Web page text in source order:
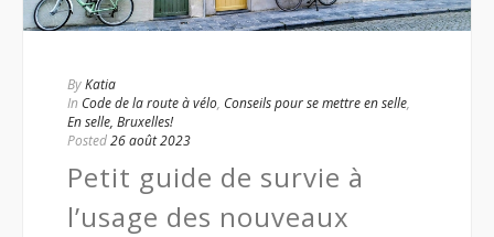
ByKatia
In Code de la route à vélo, Conseils pour se mettre en selle,
En selle, Bruxelles!
Posted26 août 2023
Petit guide de survie à
l’usage des nouveaux